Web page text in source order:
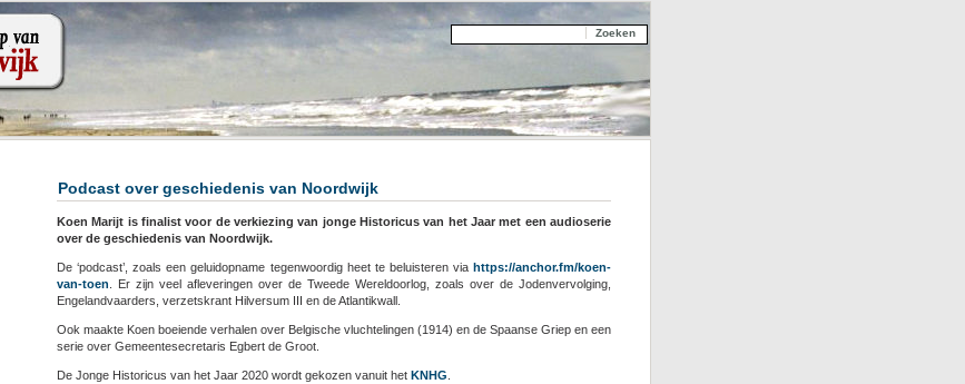
Podcast over geschiedenis van Noordwijk
Koen Marijt is finalist voor de verkiezing van jonge Historicus van het Jaar met een audioserie
over de geschiedenis van Noordwijk.
De ‘podcast’, zoals een geluidopname tegenwoordig heet te beluisteren via https://anchor.fm/koen-
van-toen . Er zijn veel afleveringen over de Tweede Wereldoorlog, zoals over de Jodenvervolging,
Engelandvaarders, verzetskrant Hilversum III en de Atlantikwall.
Ook maakte Koen boeiende verhalen over Belgische vluchtelingen (1914) en de Spaanse Griep en een
serie over Gemeentesecretaris Egbert de Groot.
De Jonge Historicus van het Jaar 2020 wordt gekozen vanuit het KNHG